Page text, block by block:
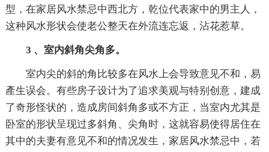
型，在家居风水禁忌中西北方，乾位代表家中的男主人，
这种风水形状会使老公整天在外流连忘返，沾花惹草。
3 、室内斜角尖角多。
室内尖的斜的角比较多在风水上会导致意见不和，易
產生误会。有些房子设计为了追求美观与特别创意，建成
了奇形怪状的，造成房间斜角多或不方正，当室内尤其是
卧室的形状呈现过多斜角、尖角时，这就容易使得居住在
其中的夫妻有意见不和的情况发生，家居风水禁忌中，若